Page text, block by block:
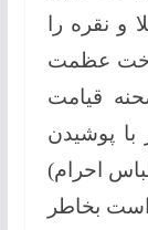
و نقره را
عظمت
قیامت
پوشیدن
احرام)
بخاطر